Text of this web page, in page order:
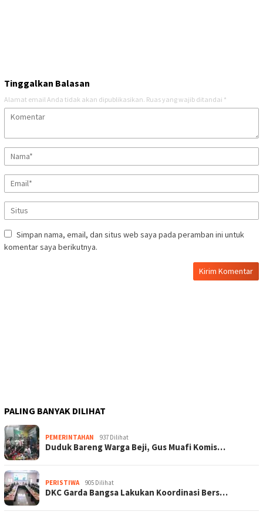
Tinggalkan Balasan
Alamat email Anda tidak akan dipublikasikan. Ruas yang wajib ditandai *
Simpan nama, email, dan situs web saya pada peramban ini untuk
komentar saya berikutnya.
PALING BANYAK DILIHAT
PEMERINTAHAN 937 Dilihat
Duduk Bareng Warga Beji, Gus Muafi Komis…
PERISTIWA 905 Dilihat
DKC Garda Bangsa Lakukan Koordinasi Bers…